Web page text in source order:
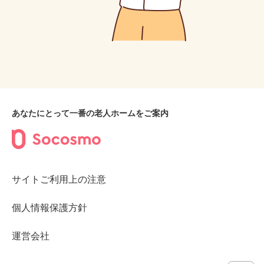
あなたにとって一番の老人ホームをご案内
サイトご利用上の注意
個人情報保護方針
運営会社